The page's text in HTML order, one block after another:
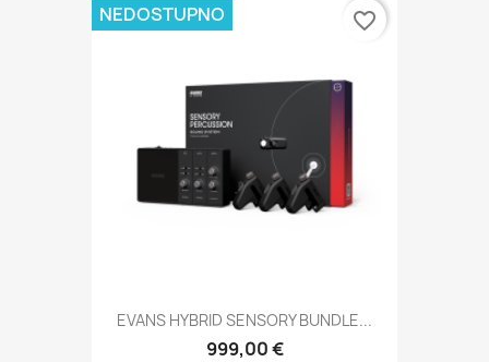
EVANS HYBRID SENSORY BUNDLE...
999,00 €
NEDOSTUPNO favorite_border